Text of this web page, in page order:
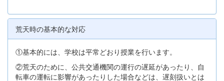
荒天時の基本的な対応
①基本的には、学校は平常どおり授業を行います。
②荒天のために、公共交通機関の運行の遅延があったり、自
転車の運転に影響があったりした場合などは、遅刻扱いとは